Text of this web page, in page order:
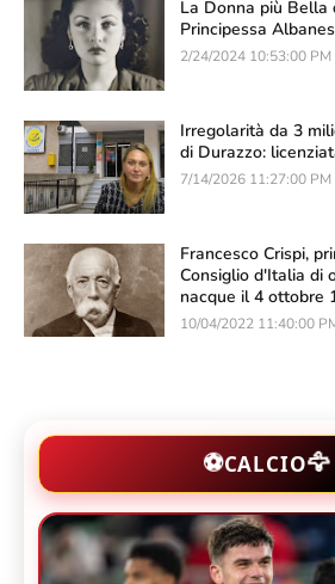
La Donna più Bella
Principessa
2/24/2024 10:53:00 PM
Irregolarità da 3
di Durazzo:
7/14/2026 11:27:00 PM
Francesco Crispi,
Consiglio d'Italia di
nacque il 4 ottobre
10/04/2022 11:40:00
⚽CALCIO🦅